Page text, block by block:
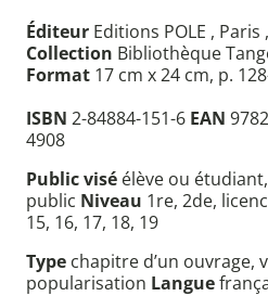
Éditeur Editions POLE , Paris
Collection Bibliothèque
Format 17 cm x 24 cm, p.
ISBN 2-84884-151-6 EAN
4908
Public visé élève ou
public Niveau 1re, 2de,
15, 16, 17, 18, 19
Type chapitre d’un ouvrage,
popularisation Langue